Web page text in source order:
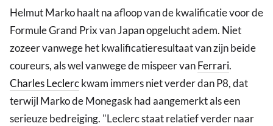
Helmut Marko haalt na afloop van de kwalificatie voor de
Formule Grand Prix van Japan opgelucht adem. Niet
zozeer vanwege het kwalificatieresultaat van zijn beide
coureurs, als wel vanwege de mispeer vanFerrari.
Charles Leclerckwam immers niet verder dan P8, dat
terwijl Marko de Monegask had aangemerkt als een
serieuze bedreiging. "Leclerc staat relatief verder naar